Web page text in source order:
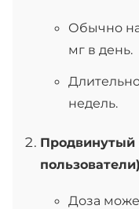
Обычно
мг в день.
недель.
Продвинутый
Доза